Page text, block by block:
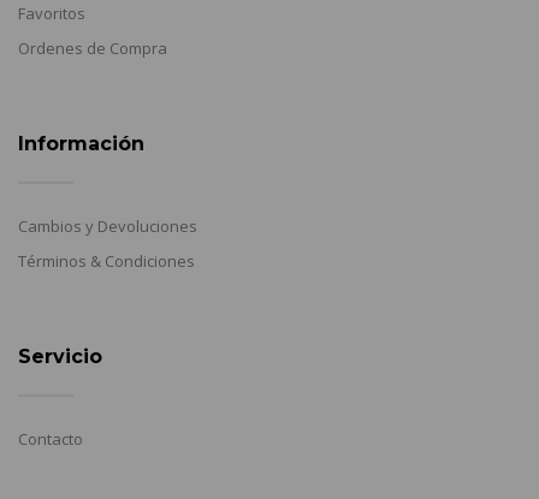
Favoritos
Ordenes de Compra
Información
Cambios y Devoluciones
Términos & Condiciones
Servicio
Contacto